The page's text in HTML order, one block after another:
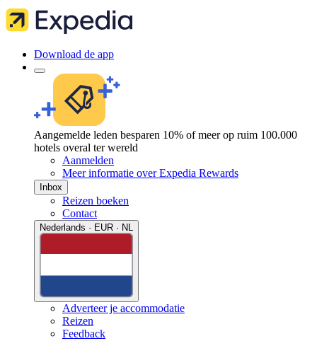
Download de app
Aangemelde leden besparen 10% of meer op ruim 100.000
hotels overal ter wereld
Aanmelden
Meer informatie over Expedia Rewards
Inbox
Reizen boeken
Contact
Nederlands · EUR · NL
Adverteer je accommodatie
Reizen
Feedback